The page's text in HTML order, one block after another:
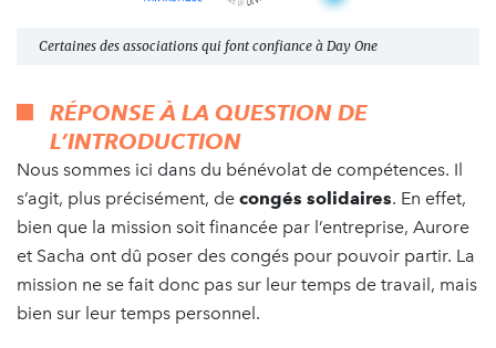
Certaines des associations qui font confiance à Day One
RÉPONSE À LA QUESTION DE
L’INTRODUCTION
Nous sommes ici dans du bénévolat de compétences. Il
s’agit, plus précisément, de congés solidaires. En effet,
bien que la mission soit financée par l’entreprise, Aurore
et Sacha ont dû poser des congés pour pouvoir partir. La
mission ne se fait donc pas sur leur temps de travail, mais
bien sur leur temps personnel.